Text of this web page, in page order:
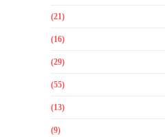
(21)
(16)
(29)
(55)
(13)
(9)